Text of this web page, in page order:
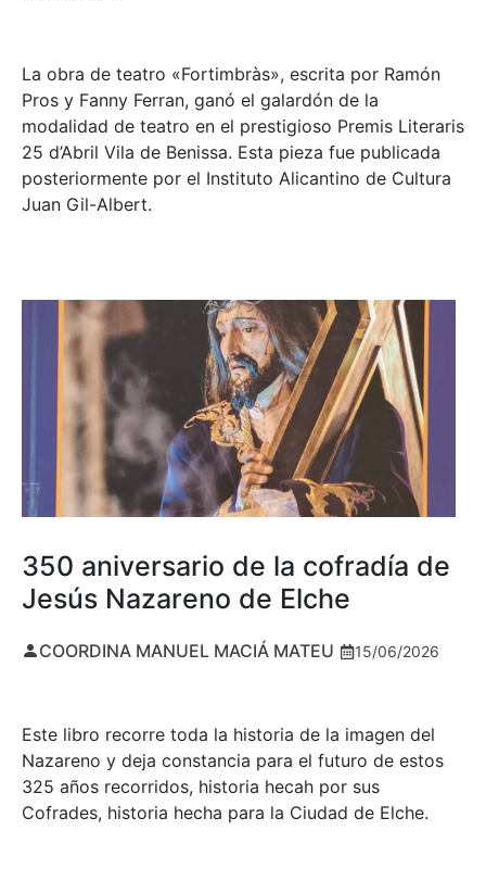
La obra de teatro «Fortimbràs», escrita por Ramón
Pros y Fanny Ferran, ganó el galardón de la
modalidad de teatro en el prestigioso Premis Literaris
25 d’Abril Vila de Benissa. Esta pieza fue publicada
posteriormente por el Instituto Alicantino de Cultura
Juan Gil-Albert.
350 aniversario de la cofradía de
Jesús Nazareno de Elche
COORDINA MANUEL MACIÁ MATEU 15/06/2026
Este libro recorre toda la historia de la imagen del
Nazareno y deja constancia para el futuro de estos
325 años recorridos, historia hecah por sus
Cofrades, historia hecha para la Ciudad de Elche.